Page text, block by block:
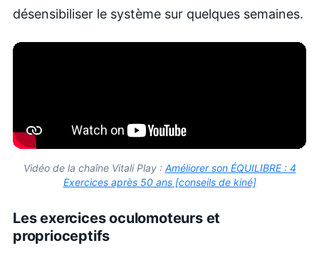
désensibiliser le système sur quelques semaines.
Vidéo de la chaîne Vitali Play : Améliorer son ÉQUILIBRE : 4
Exercices après 50 ans [conseils de kiné]
Les exercices oculomoteurs et
proprioceptifs